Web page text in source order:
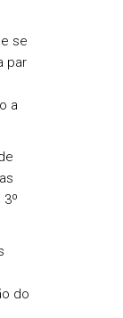
se
par
a
do